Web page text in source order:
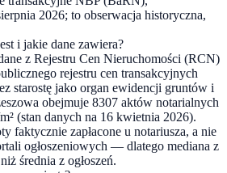
2026; to obserwacja historyczna,
i jakie dane zawiera?
z Rejestru Cen Nieruchomości (RCN)
rejestru cen transakcyjnych
starostę jako organ ewidencji gruntów i
obejmuje 8307 aktów notarialnych
(stan danych na 16 kwietnia 2026).
faktycznie zapłacone u notariusza, a nie
ogłoszeniowych — dlatego mediana z
średnia z ogłoszeń.